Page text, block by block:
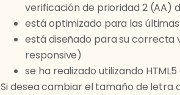
verificación de prioridad 2 (AA)
está optimizado para las
está diseñado para su correcta
responsive)
se ha realizado utilizando
Si desea cambiar el tamaño de letra